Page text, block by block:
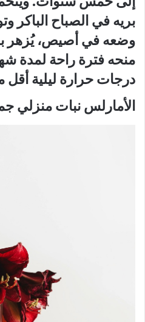
بريه في الصباح الباكر
وضعه في أصيص، يُزهر
منحه فترة راحة لمدة
درجات حرارة ليلية أقل من 10 درجات
الأمارلس نبات منزلي